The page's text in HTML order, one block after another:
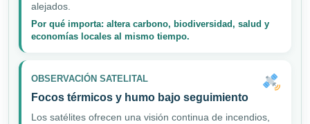
alejados.
Por qué importa: altera carbono, biodiversidad, salud y
economías locales al mismo tiempo.
OBSERVACIÓN SATELITAL
Focos térmicos y humo bajo seguimiento
Los satélites ofrecen una visión continua de incendios,